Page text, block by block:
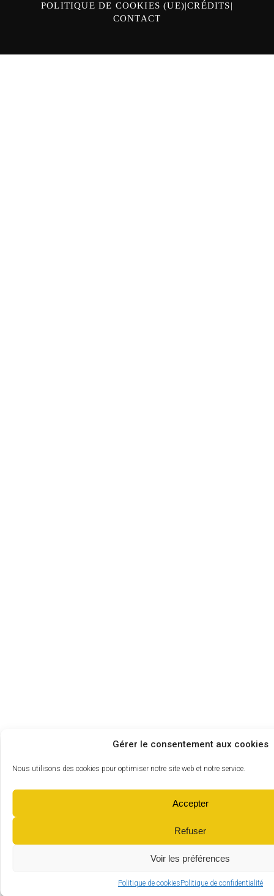
Gérer le consentement aux cookies
Nous utilisons des cookies pour optimiser notre site web et notre service.
Accepter
Refuser
Voir les préférences
Politique de cookiesPolitique de confidentialité
POLITIQUE DE COOKIES (UE) CRÉDITS
CONTACT